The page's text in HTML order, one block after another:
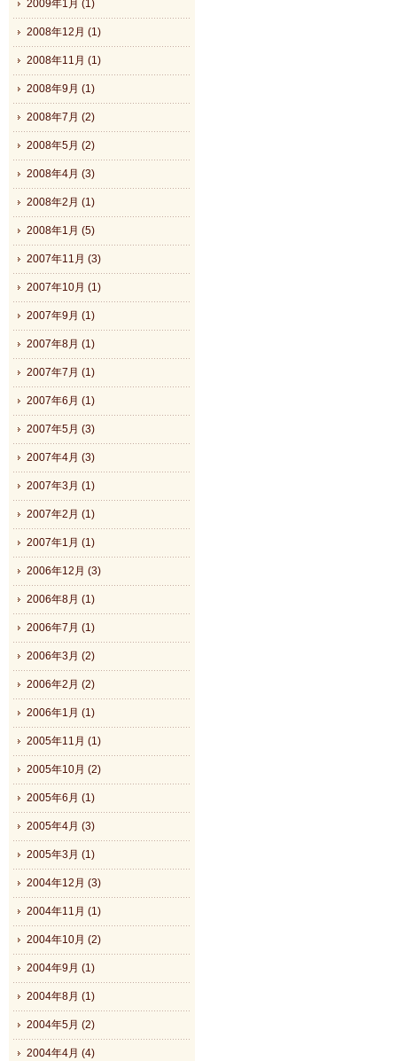
2009年1月 (1)
2008年12月 (1)
2008年11月 (1)
2008年9月 (1)
2008年7月 (2)
2008年5月 (2)
2008年4月 (3)
2008年2月 (1)
2008年1月 (5)
2007年11月 (3)
2007年10月 (1)
2007年9月 (1)
2007年8月 (1)
2007年7月 (1)
2007年6月 (1)
2007年5月 (3)
2007年4月 (3)
2007年3月 (1)
2007年2月 (1)
2007年1月 (1)
2006年12月 (3)
2006年8月 (1)
2006年7月 (1)
2006年3月 (2)
2006年2月 (2)
2006年1月 (1)
2005年11月 (1)
2005年10月 (2)
2005年6月 (1)
2005年4月 (3)
2005年3月 (1)
2004年12月 (3)
2004年11月 (1)
2004年10月 (2)
2004年9月 (1)
2004年8月 (1)
2004年5月 (2)
2004年4月 (4)